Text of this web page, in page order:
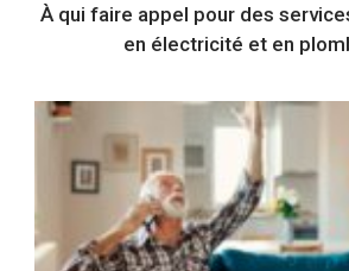
À qui faire appel pour des
en électricité et en